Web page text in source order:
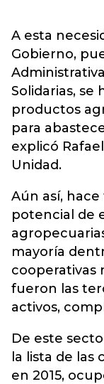
A esta
Gobierno,
Solidarias, se
productos
para
explicó
Unidad.
Aún así,
potencial de
mayoría
cooperativas
fueron las
activos,
De este
la lista de las
en 2015,